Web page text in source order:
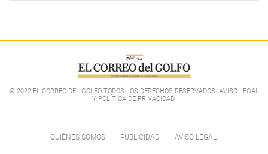
© 2022 EL CORREO DEL GOLFO TODOS LOS DERECHOS RESERVADOS. AVISO LEGAL
Y POLÍTICA DE PRIVACIDAD.
QUIÉNES SOMOS PUBLICIDAD AVISO LEGAL